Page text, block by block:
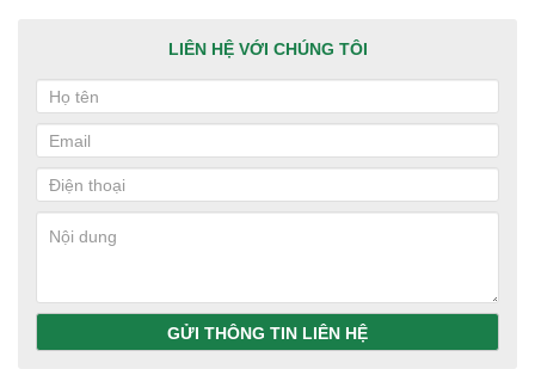
LIÊN HỆ VỚI CHÚNG TÔI
GỬI THÔNG TIN LIÊN HỆ